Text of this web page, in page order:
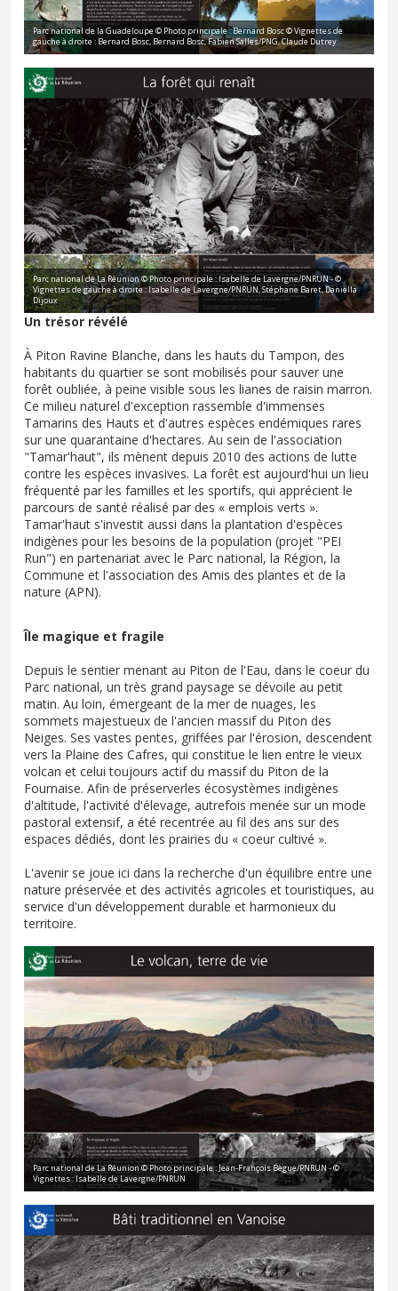
Parc national de la Guadeloupe © Photo principale : Bernard Bosc © Vignettes de
gauche à droite : Bernard Bosc, Bernard Bosc, Fabien Salles/PNG, Claude Dutrey
Parc national de La Réunion © Photo principale : Isabelle de Lavergne/PNRUN - ©
Vignettes de gauche à droite : Isabelle de Lavergne/PNRUN, Stéphane Baret, Daniella
Dijoux
Un trésor révélé
À Piton Ravine Blanche, dans les hauts du Tampon, des
habitants du quartier se sont mobilisés pour sauver une
forêt oubliée, à peine visible sous les lianes de raisin marron.
Ce milieu naturel d'exception rassemble d'immenses
Tamarins des Hauts et d'autres espèces endémiques rares
sur une quarantaine d'hectares. Au sein de l'association
"Tamar'haut", ils mènent depuis 2010 des actions de lutte
contre les espèces invasives. La forêt est aujourd'hui un lieu
fréquenté par les familles et les sportifs, qui apprécient le
parcours de santé réalisé par des « emplois verts ».
Tamar'haut s'investit aussi dans la plantation d'espèces
indigènes pour les besoins de la population (projet "PEI
Run") en partenariat avec le Parc national, la Région, la
Commune et l'association des Amis des plantes et de la
nature (APN).
Île magique et fragile
Depuis le sentier menant au Piton de l'Eau, dans le coeur du
Parc national, un très grand paysage se dévoile au petit
matin. Au loin, émergeant de la mer de nuages, les
sommets majestueux de l'ancien massif du Piton des
Neiges. Ses vastes pentes, griffées par l'érosion, descendent
vers la Plaine des Cafres, qui constitue le lien entre le vieux
volcan et celui toujours actif du massif du Piton de la
Fournaise. Afin de préserverles écosystèmes indigènes
d'altitude, l'activité d'élevage, autrefois menée sur un mode
pastoral extensif, a été recentrée au fil des ans sur des
espaces dédiés, dont les prairies du « coeur cultivé ».
L'avenir se joue ici dans la recherche d'un équilibre entre une
nature préservée et des activités agricoles et touristiques, au
service d'un développement durable et harmonieux du
territoire.
Parc national de La Réunion © Photo principale : Jean-François Bègue/PNRUN - ©
Vignettes : Isabelle de Lavergne/PNRUN